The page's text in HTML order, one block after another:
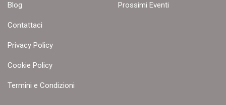
Blog
Contattaci
Privacy Policy
Cookie Policy
Termini e Condizioni
Prossimi Eventi